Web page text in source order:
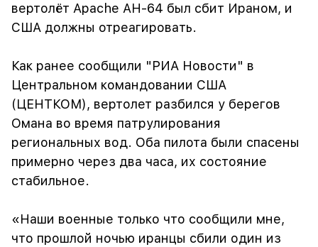
вертолёт Apache AH-64 был сбит Ираном, и
США должны отреагировать.
Как ранее сообщили "РИА Новости" в
Центральном командовании США
(ЦЕНТКОМ), вертолет разбился у берегов
Омана во время патрулирования
региональных вод. Оба пилота были спасены
примерно через два часа, их состояние
стабильное.
«Наши военные только что сообщили мне,
что прошлой ночью иранцы сбили один из